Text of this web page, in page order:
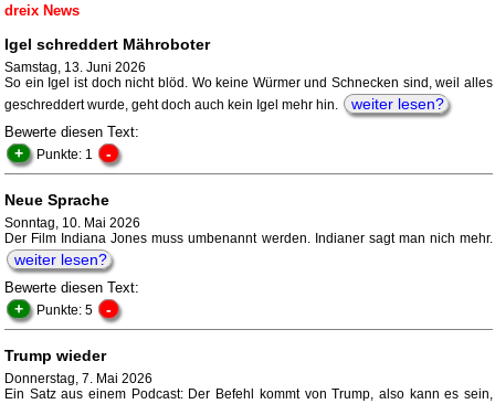
dreix News
Igel schreddert Mähroboter
Samstag, 13. Juni 2026
So ein Igel ist doch nicht blöd. Wo keine Würmer und Schnecken sind, weil alles
geschreddert wurde, geht doch auch kein Igel mehr hin.
weiter lesen?
Bewerte diesen Text:
+ Punkte: 1 -
Neue Sprache
Sonntag, 10. Mai 2026
Der Film Indiana Jones muss umbenannt werden. Indianer sagt man nich mehr.
weiter lesen?
Bewerte diesen Text:
+ Punkte: 5 -
Trump wieder
Donnerstag, 7. Mai 2026
Ein Satz aus einem Podcast: Der Befehl kommt von Trump, also kann es sein,